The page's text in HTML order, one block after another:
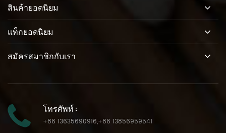
สินค้ายอดนิยม
แท็กยอดนิยม
สมัครสมาชิกกับเรา
โทรศัพท์ :
+86 13635690916,+86 13856959541